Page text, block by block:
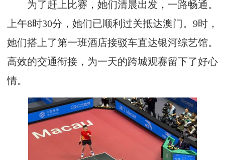
为了赶上比赛，她们清晨出发，一路畅通。
上午8时30分，她们已顺利过关抵达澳门。9时，
她们搭上了第一班酒店接驳车直达银河综艺馆。
高效的交通衔接，为一天的跨城观赛留下了好心
情。